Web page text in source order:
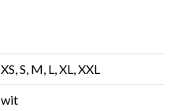
XS, S, M, L, XL, XXL
wit